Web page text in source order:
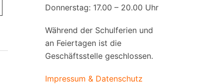
Donnerstag: 17.00 – 20.00 Uhr
Während der Schulferien und
an Feiertagen ist die
Geschäftsstelle geschlossen.
Impressum & Datenschutz